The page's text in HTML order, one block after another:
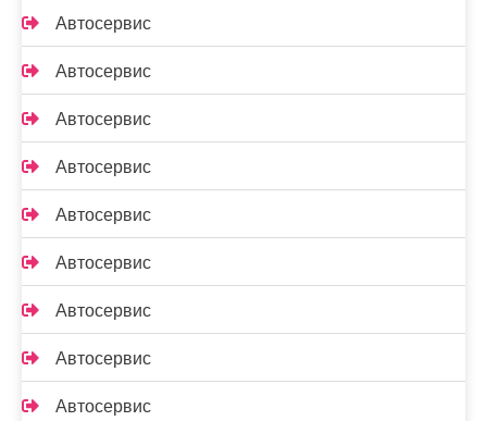
Автосервис
Автосервис
Автосервис
Автосервис
Автосервис
Автосервис
Автосервис
Автосервис
Автосервис